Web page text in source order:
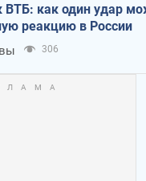
ВТБ: как один удар
реакцию в России
306